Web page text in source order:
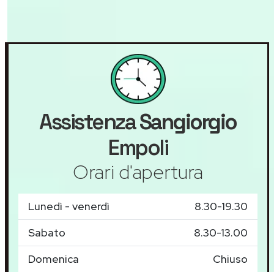
AssistenzaSangiorgio
Empoli
Orari d'apertura
Lunedì - venerdì
8.30-19.30
Sabato
8.30-13.00
Domenica
Chiuso